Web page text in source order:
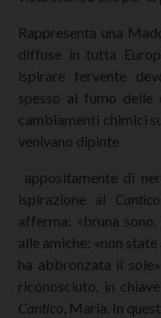
Rappresenta una
diffuse in tutta
ispirare fervente
spesso al fumo
cambiamenti chimici
venivano dipinte
appositamente di
ispirazione al
afferma: «bruna
alle amiche: «non
ha abbronzata il
riconosciuto, in
Cantico , Maria. In